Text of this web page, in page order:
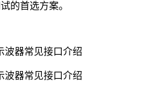
的首选方案。